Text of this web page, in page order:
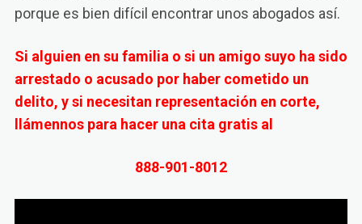
porque es bien difícil encontrar unos abogados así.
Si alguien en su familia o si un amigo suyo ha sido
arrestado o acusado por haber cometido un
delito, y si necesitan representación en corte,
llámennos para hacer una cita gratis al
888-901-8012